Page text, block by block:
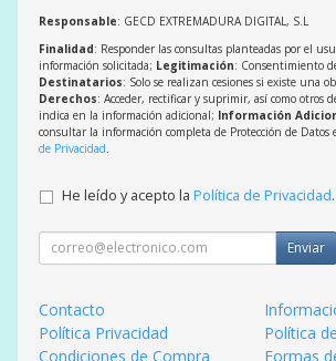
Responsable: GECD EXTREMADURA DIGITAL, S.L
Finalidad: Responder las consultas planteadas por el
información solicitada; Legitimación: Consentimiento
Destinatarios: Solo se realizan cesiones si existe una
Derechos: Acceder, rectificar y suprimir, así como otros
indica en la información adicional; Información
consultar la información completa de Protección de Datos
de Privacidad
He leído y acepto la Política de Privacidad.
Enviar
Contacto
Política Privacidad
Política
Condiciones de Compra
Formas